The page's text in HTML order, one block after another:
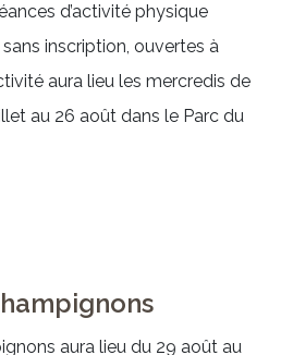
d’activité physique
inscription, ouvertes à
aura lieu les mercredis de
au 26 août dans le Parc du
aura lieu du 29 août au